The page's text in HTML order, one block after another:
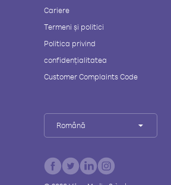
Cariere
Termeni și politici
Politica privind
confidențialitatea
Customer Complaints Code
Română